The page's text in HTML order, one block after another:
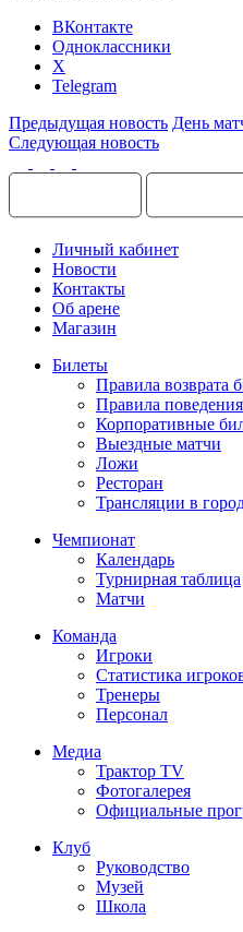
ВКонтакте
Одноклассники
X
Telegram
Предыдущая новость День
Следующая новость
Личный кабинет
Новости
Контакты
Об арене
Магазин
Билеты
Правила возврата
Правила
Корпоративные
Выездные матчи
Ложи
Ресторан
Трансляции в
Чемпионат
Календарь
Турнирная таблица
Матчи
Команда
Игроки
Статистика
Тренеры
Персонал
Медиа
Трактор TV
Фотогалерея
Официальные
Клуб
Руководство
Музей
Школа